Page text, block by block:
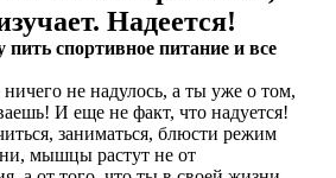
Надеется!
спортивное питание и все
не надулось, а ты уже о том,
И еще не факт, что надуется!
заниматься, блюсти режим
мышцы растут не от